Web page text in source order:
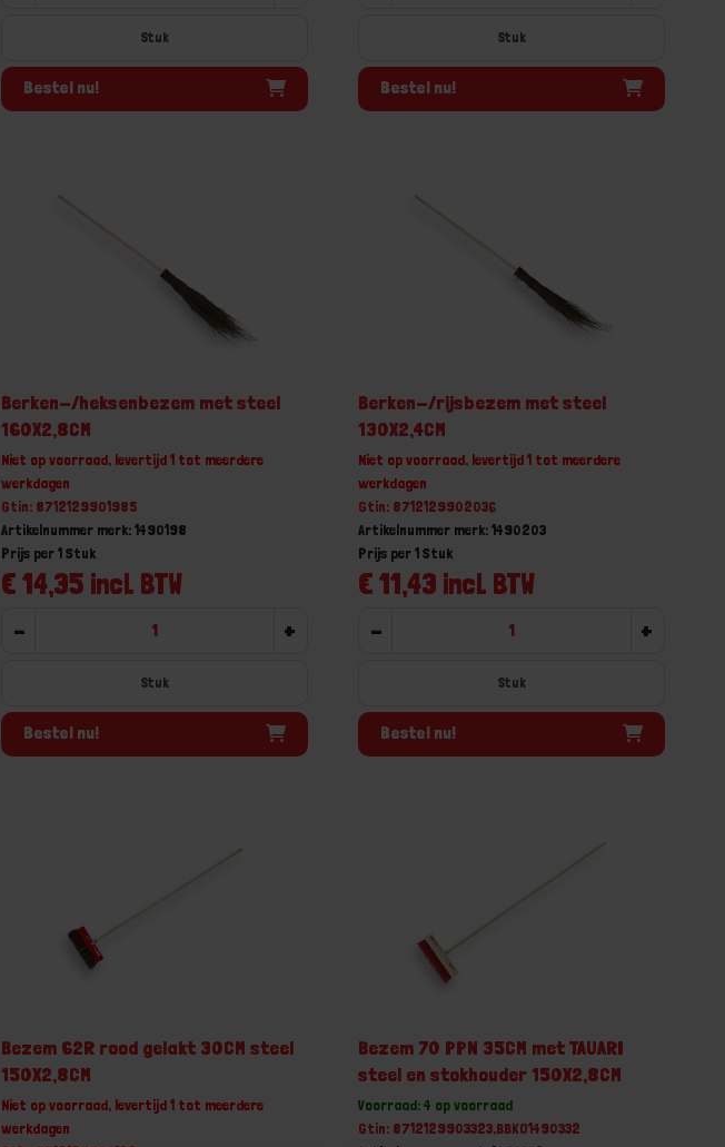
Stuk
Bestel nu!
Stuk
Bestel nu!
Berken-/heksenbezem met steel
160X2,8CM
Niet op voorraad, levertijd 1 tot meerdere
werkdagen
Gtin: 8712129901985
Artikelnummer merk: 1490198
€ 14,35 incl. BTW
Prijs per 1 Stuk
- +
Stuk
Bestel nu!
Berken-/rijsbezem met steel
130X2,4CM
Niet op voorraad, levertijd 1 tot meerdere
werkdagen
Gtin: 8712129902036
Artikelnummer merk: 1490203
€ 11,43 incl. BTW
Prijs per 1 Stuk
- +
Stuk
Bestel nu!
Bezem 62R rood gelakt 30CM steel
150X2,8CM
Niet op voorraad, levertijd 1 tot meerdere
werkdagen
Bezem 70 PPN 35CM met TAUARI
steel en stokhouder 150X2,8CM
Voorraad: 4 op voorraad
Gtin: 8712129903323,BBKO1490332